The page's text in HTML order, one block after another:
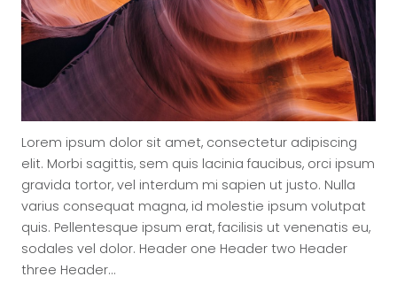
Lorem ipsum dolor sit amet, consectetur adipiscing
elit. Morbi sagittis, sem quis lacinia faucibus, orci ipsum
gravida tortor, vel interdum mi sapien ut justo. Nulla
varius consequat magna, id molestie ipsum volutpat
quis. Pellentesque ipsum erat, facilisis ut venenatis eu,
sodales vel dolor. Header one Header two Header
three Header…